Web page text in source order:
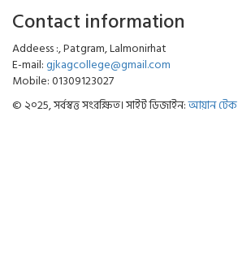
Contact information
Addeess :, Patgram, Lalmonirhat
E-mail:gjkagcollege@gmail.com
Mobile: 01309123027
© ২০25, সর্বস্বত্ত সংরক্ষিত। সাইট ডিজাইন:আয়ান টেক